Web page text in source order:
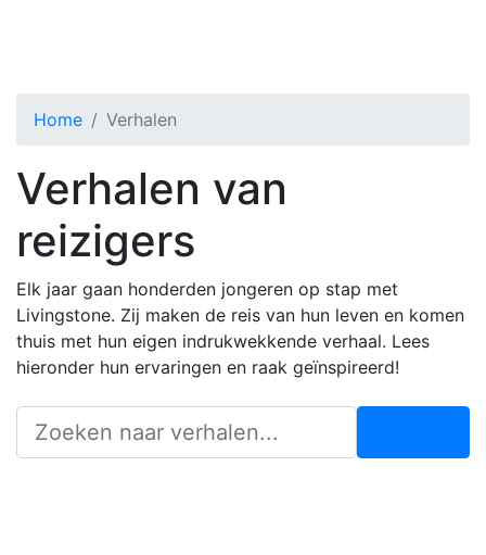
Home Verhalen
Verhalen van
reizigers
Elk jaar gaan honderden jongeren op stap met
Livingstone. Zij maken de reis van hun leven en komen
thuis met hun eigen indrukwekkende verhaal. Lees
hieronder hun ervaringen en raak geïnspireerd!